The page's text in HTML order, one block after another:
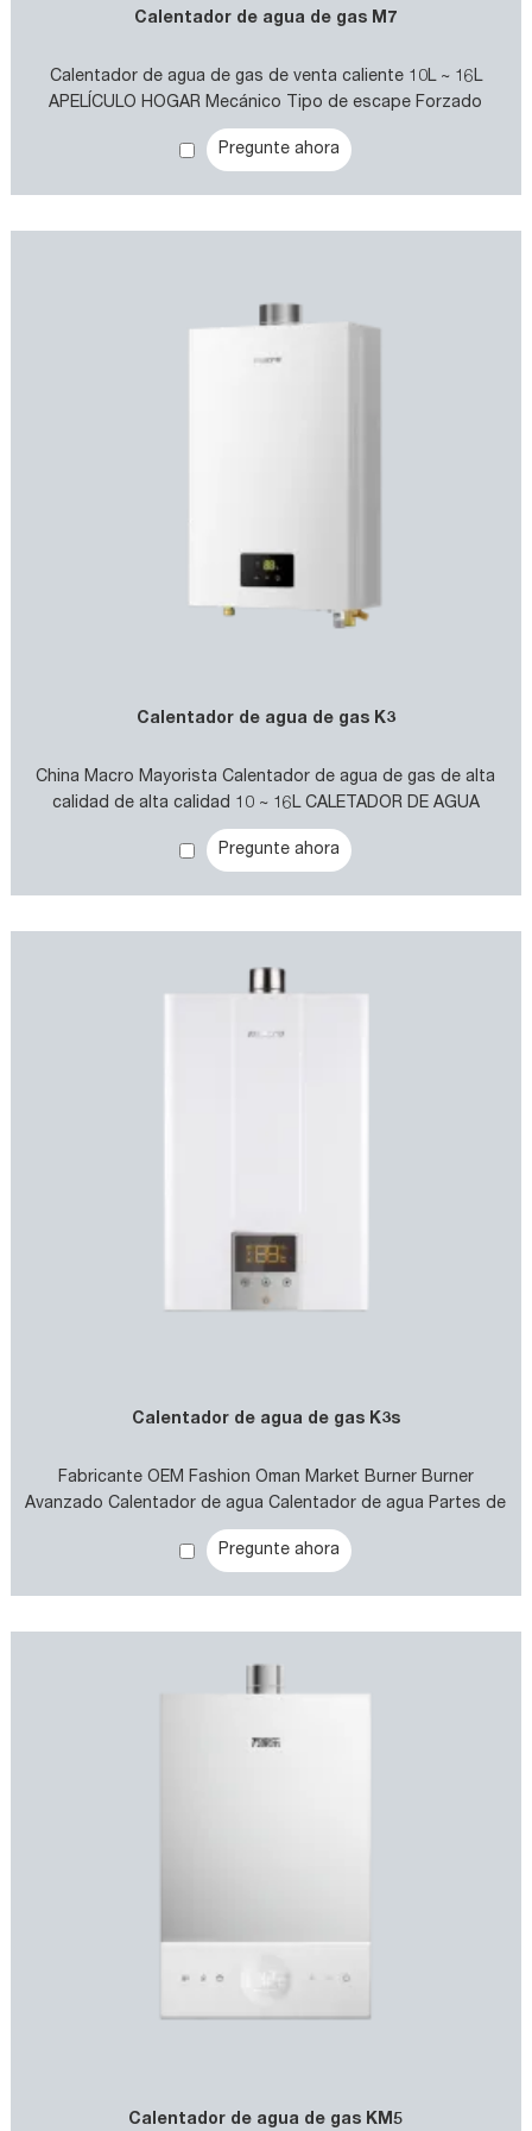
Calentador de agua de gas M7
Calentador de agua de gas de venta caliente 10L ~ 16L
APELÍCULO HOGAR Mecánico Tipo de escape Forzado
Calentador de agua de gas
Pregunte ahora
Calentador de agua de gas K3
China Macro Mayorista Calentador de agua de gas de alta
calidad de alta calidad 10 ~ 16L CALETADOR DE AGUA
FORZADO TIPO DE GAS
Pregunte ahora
Calentador de agua de gas K3s
Fabricante OEM Fashion Oman Market Burner Burner
Avanzado Calentador de agua Calentador de agua Partes de
repuesto
Pregunte ahora
Calentador de agua de gas KM5